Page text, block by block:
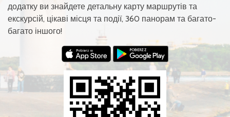
додатку ви знайдете детальну карту маршрутів та
екскурсій, цікаві місця та події, 360 панорам та багато-
багато іншого!